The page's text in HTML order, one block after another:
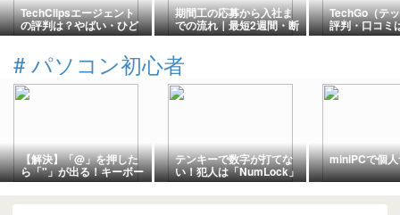
TechClipsエージェント
の評判は？やばい・ひど
いの真相と無料面談の中
期間工の応募から入社ま
での流れ｜最短2週間・断
り方まで解説
TechGo（テ
評判・口コミ
い」の真相と
# パソコン初心者
【解決】「@」を押した
ら「"」が出る！キーボー
ド配列すり替わり事件の
真犯人
テンキーで数字が打てな
い！犯人は「NumLock」
という小さなスイッチだ
った
miniPCで個